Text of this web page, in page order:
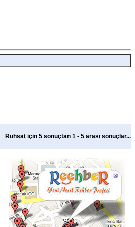
Ruhsat için 5 sonuçtan 1 - 5 arası sonuçlar...